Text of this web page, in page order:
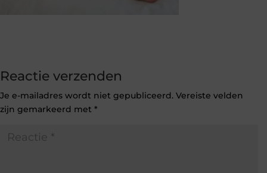
Reactie verzenden
Je e-mailadres wordt niet gepubliceerd. Vereiste velden
zijn gemarkeerd met *